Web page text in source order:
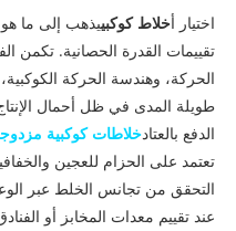
اختيار أخلاط كوكبييذهب إلى ما هو
تقييمات القدرة الحصانية. تكمن
الحركة، وهندسة الحركة الكوكبية،
طويلة المدى في ظل أحمال
الدفع بالعتادخلاطات كوكبية
تعتمد على الحزام للعجين
التحقق من تجانس الخلط عبر
عند تقييم معدات المخابز أو